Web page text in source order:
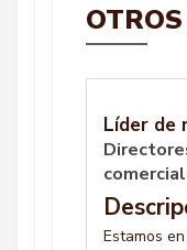
Líder de
Estamos